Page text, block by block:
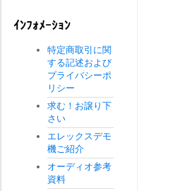
ｲﾝﾌｫﾒｰｼｮﾝ
特定商取引に関
する記述および
プライバシーポ
リシー
求む！お譲り下
さい
エレックスデモ
機ご紹介
オーディオ参考
資料